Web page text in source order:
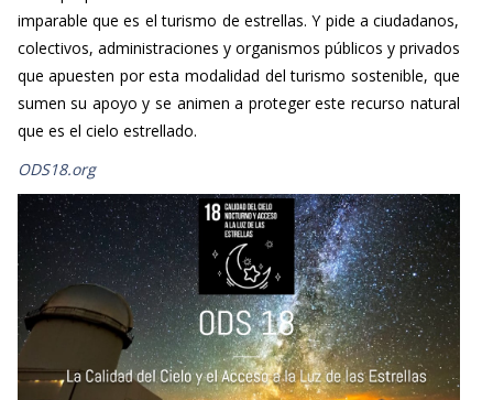
imparable que es el turismo de estrellas. Y pide a ciudadanos,
colectivos, administraciones y organismos públicos y privados
que apuesten por esta modalidad del turismo sostenible, que
sumen su apoyo y se animen a proteger este recurso natural
que es el cielo estrellado.
ODS18.org